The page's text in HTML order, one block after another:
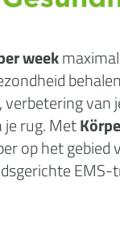
week
verbetering van
rug. Met
op het gebied
EMS-